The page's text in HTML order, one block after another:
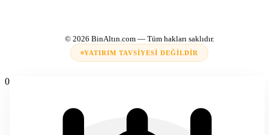
© 2026 BinAltın.com— Tüm hakları saklıdır.
YATIRIM TAVSIYESI DEĞILDIR
0